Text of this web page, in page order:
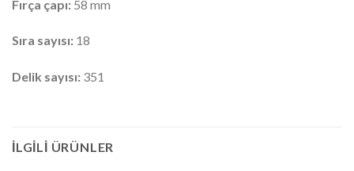
Fırça çapı: 58 mm
Sıra sayısı: 18
Delik sayısı: 351
İLGILI ÜRÜNLER